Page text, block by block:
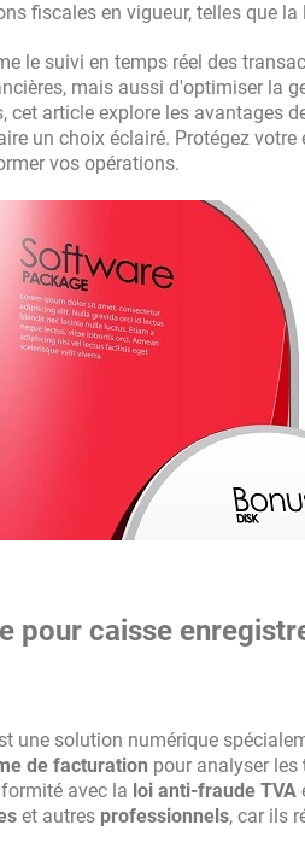
fiscales en vigueur, telles que
le suivi en temps réel des
mais aussi d'optimiser la
article explore les avantages
un choix éclairé. Protégez votre
vos opérations.
pour caisse
une solution numérique
de facturation pour analyser les
avec la loi anti-fraude TVA
et autres professionnels, car ils